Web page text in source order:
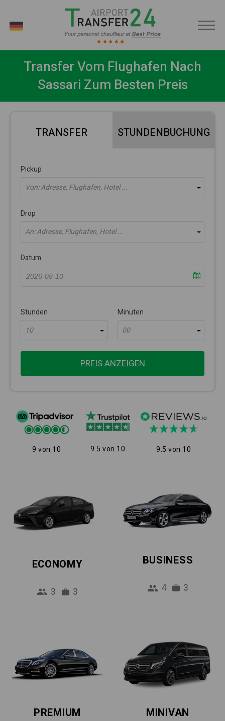
Transfer Vom Flughafen Nach
Sassari Zum Besten Preis
TRANSFER STUNDENBUCHUNG
Pickup
Von: Adresse, Flughafen, Hotel ...
Drop
An: Adresse, Flughafen, Hotel ...
Datum
Stunden
10
Minuten
00
PREIS ANZEIGEN
9 von 10 9.5 von 10 9.5 von 10
ECONOMY
3 3
BUSINESS
4 3
PREMIUM MINIVAN